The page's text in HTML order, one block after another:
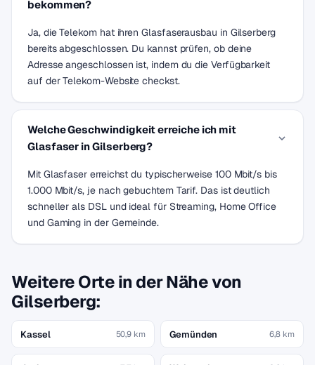
bekommen?
Ja, die Telekom hat ihren Glasfaserausbau in Gilserberg
bereits abgeschlossen. Du kannst prüfen, ob deine
Adresse angeschlossen ist, indem du die Verfügbarkeit
auf der Telekom-Website checkst.
Welche Geschwindigkeit erreiche ich mit
Glasfaser in Gilserberg?
Mit Glasfaser erreichst du typischerweise 100 Mbit/s bis
1.000 Mbit/s, je nach gebuchtem Tarif. Das ist deutlich
schneller als DSL und ideal für Streaming, Home Office
und Gaming in der Gemeinde.
Weitere Orte in der Nähe von
Gilserberg:
Kassel 50,9 km Gemünden 6,8 km